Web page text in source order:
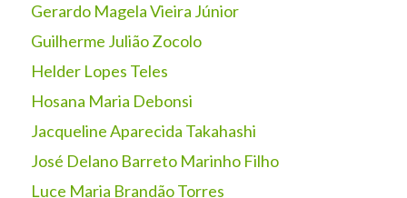
Gerardo Magela Vieira Júnior
Guilherme Julião Zocolo
Helder Lopes Teles
Hosana Maria Debonsi
Jacqueline Aparecida Takahashi
José Delano Barreto Marinho Filho
Luce Maria Brandão Torres